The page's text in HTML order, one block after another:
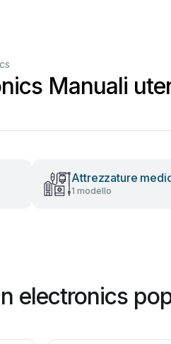
Manuali
Attrezzature
1 modello
electronics